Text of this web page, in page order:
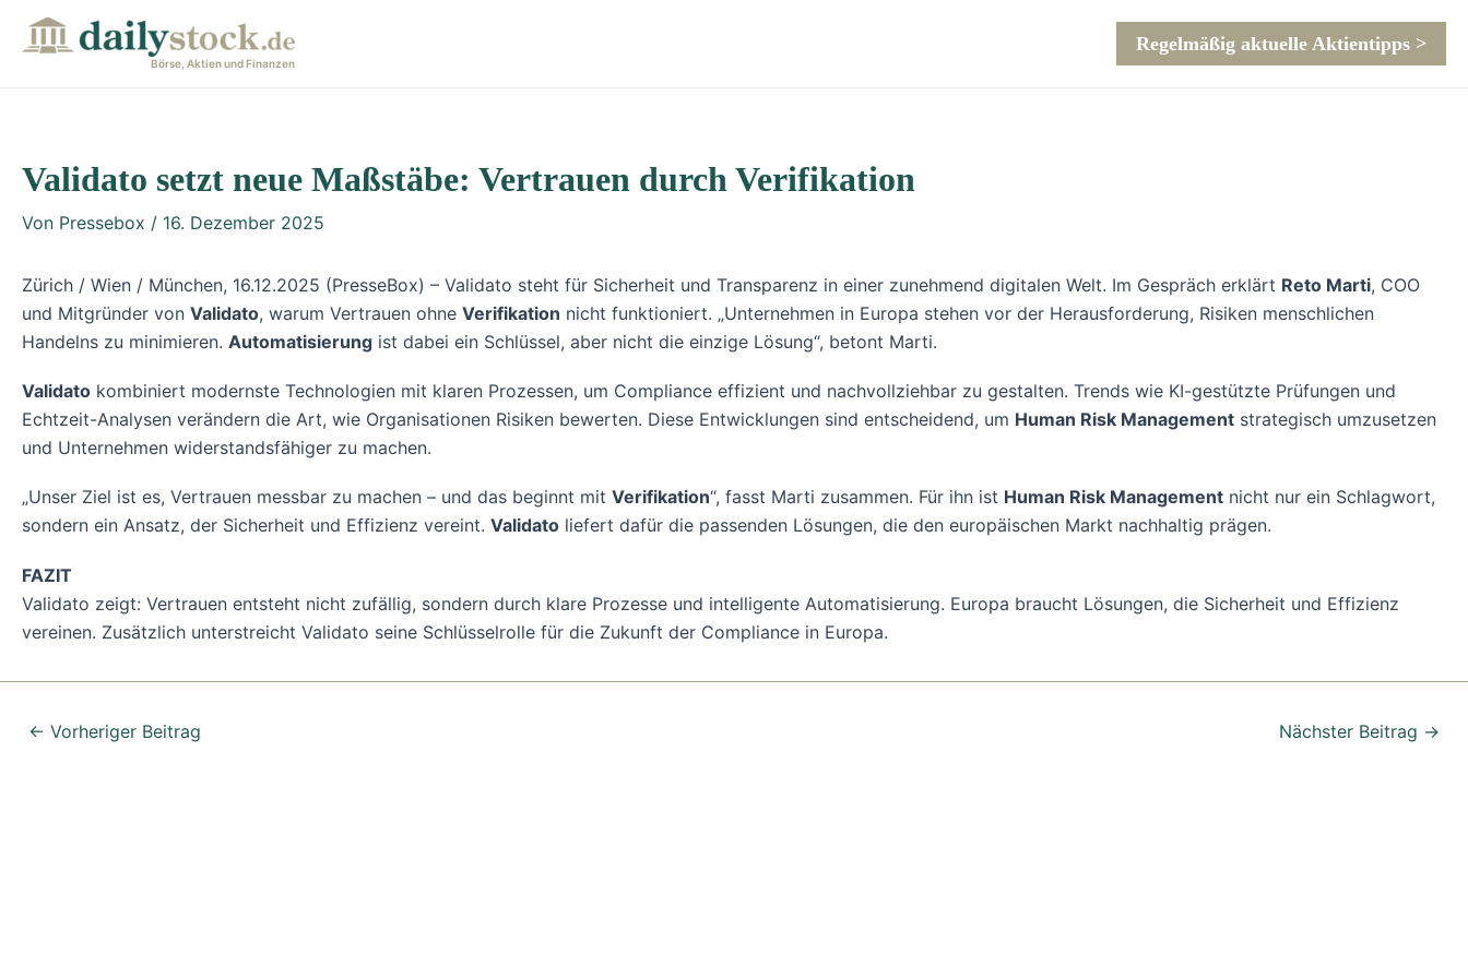
Inhalt
Börse, Aktien und Finanzen
Regelmäßig aktuelle Aktientipps >
Validato setzt neue Maßstäbe: Vertrauen durch Verifikation
Von Pressebox / 16. Dezember 2025
Zürich / Wien / München, 16.12.2025 (PresseBox) – Validato steht für Sicherheit und Transparenz in einer zunehmend digitalen Welt. Im Gespräch erklärt Reto Marti, COO
und Mitgründer von Validato, warum Vertrauen ohne Verifikation nicht funktioniert. „Unternehmen in Europa stehen vor der Herausforderung, Risiken menschlichen
Handelns zu minimieren. Automatisierung ist dabei ein Schlüssel, aber nicht die einzige Lösung“, betont Marti.
Validato kombiniert modernste Technologien mit klaren Prozessen, um Compliance effizient und nachvollziehbar zu gestalten. Trends wie KI-gestützte Prüfungen und
Echtzeit-Analysen verändern die Art, wie Organisationen Risiken bewerten. Diese Entwicklungen sind entscheidend, um Human Risk Management strategisch umzusetzen
und Unternehmen widerstandsfähiger zu machen.
„Unser Ziel ist es, Vertrauen messbar zu machen – und das beginnt mit Verifikation“, fasst Marti zusammen. Für ihn ist Human Risk Management nicht nur ein Schlagwort,
sondern ein Ansatz, der Sicherheit und Effizienz vereint. Validato liefert dafür die passenden Lösungen, die den europäischen Markt nachhaltig prägen.
FAZIT
Validato zeigt: Vertrauen entsteht nicht zufällig, sondern durch klare Prozesse und intelligente Automatisierung. Europa braucht Lösungen, die Sicherheit und Effizienz
vereinen. Zusätzlich unterstreicht Validato seine Schlüsselrolle für die Zukunft der Compliance in Europa.
navigation
← Vorheriger Beitrag Nächster Beitrag →